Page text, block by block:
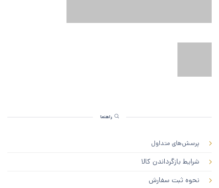
راهنما
پرسش‌های متداول
شرایط بازگرداندن کالا
نحوه ثبت سفارش